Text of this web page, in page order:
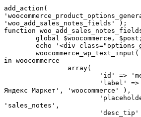
add_action(
'woo_add_sales_notes_fields' );
function
in woocommerce
Яндекс Маркет', 'woocommerce' ),
'sales_notes',